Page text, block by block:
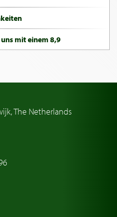
mit einem 8,9
The Netherlands